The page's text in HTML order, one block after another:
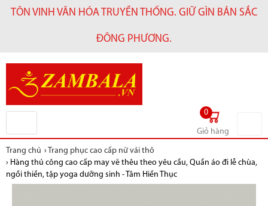
TÔN VINH VĂN HÓA TRUYỀN THỐNG. GIỮ GÌN BẢN SẮC
ĐÔNG PHƯƠNG.
0
Giỏ hàng
Trang chủ ›
Trang phục cao cấp nữ vải thô
› Hàng thủ công cao cấp may vẽ thêu theo yêu cầu, Quần áo đi lễ chùa,
ngồi thiền, tập yoga dưỡng sinh - Tâm Hiền Thục